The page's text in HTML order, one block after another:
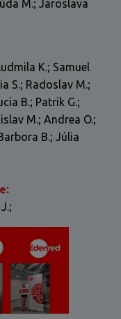
M.; Jaroslava
K.; Samuel
S.; Radoslav M.;
B.; Patrik G.;
M.; Andrea O.;
B.; Júlia